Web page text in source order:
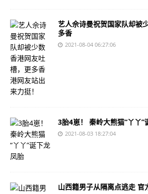
艺人佘诗曼祝贺国家队却被
多香
2021-08-04 06:27:06
3胎4崽！ 秦岭大熊猫“丫丫”
2021-08-03 18:27:04
山西籍男子从隔离点逃走 官